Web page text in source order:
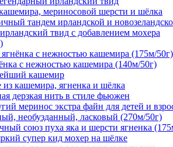
мериносовой шерсти и шёлка
тандем ирландской и
твид с добавлением мохера
с нежностью кашемира (175м/50г)
с нежностью кашемира (140м/50г)
кашемир
кашемира, ягненка и шёлка
дерзкая нить в стиле фьюжен
меринос экстра файн для детей и
необузданный, ласковый (270м/50г)
союз пуха яка и шерсти ягненка
супер кид мохер на шёлке